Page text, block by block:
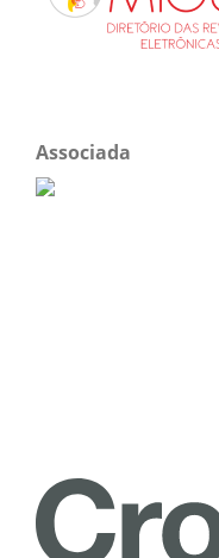
Associada